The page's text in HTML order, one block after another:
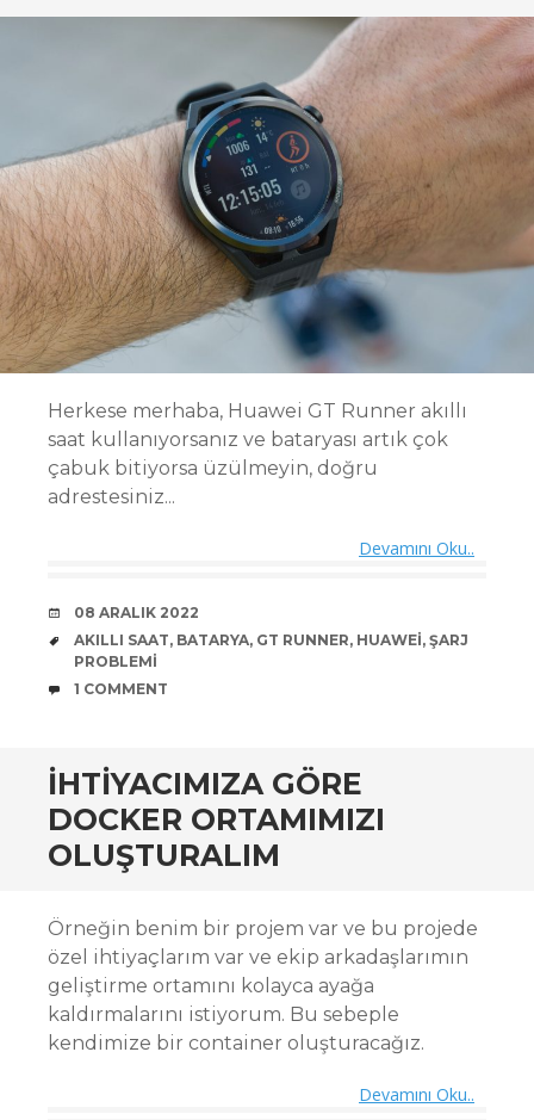
Herkese merhaba, Huawei GT Runner akıllı
saat kullanıyorsanız ve bataryası artık çok
çabuk bitiyorsa üzülmeyin, doğru
adrestesiniz...
Devamını Oku..
DATE
08 ARALIK 2022
TAGS
AKILLI SAAT, BATARYA, GT RUNNER, HUAWEI, ŞARJ
PROBLEMI
COMMENTS
1 COMMENT
İHTIYACIMIZA GÖRE
DOCKER ORTAMIMIZI
OLUŞTURALIM
Örneğin benim bir projem var ve bu projede
özel ihtiyaçlarım var ve ekip arkadaşlarımın
geliştirme ortamını kolayca ayağa
kaldırmalarını istiyorum. Bu sebeple
kendimize bir container oluşturacağız.
Devamını Oku..